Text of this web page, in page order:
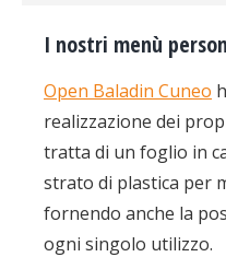
I nostri menù
Open Baladin Cuneo
realizzazione dei
tratta di un foglio in
strato di plastica per
fornendo anche la
ogni singolo utilizzo.